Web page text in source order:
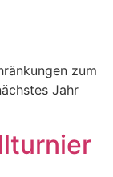
zum
Jahr